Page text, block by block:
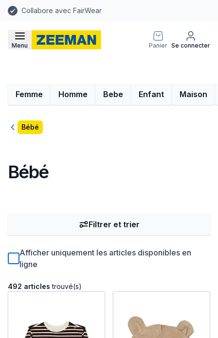
Collabore avec FairWear
Menu Panier Se connecter
Femme Homme Bebe Enfant Maison
Retour
Bébé
Bébé
Afficher uniquement les articles disponibles en
ligne
492 articles trouvé(s)
Filtrer et trier